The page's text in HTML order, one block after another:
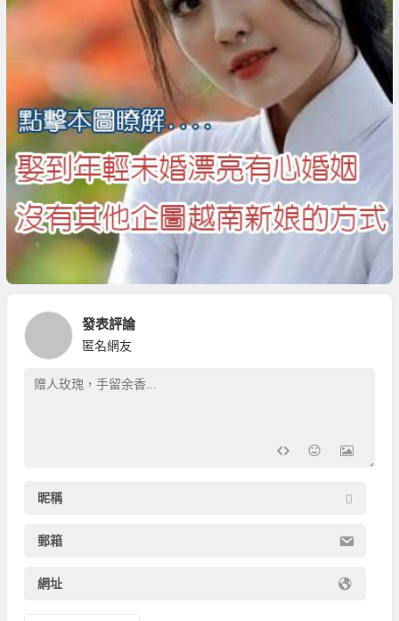
發表評論
匿名網友
昵稱
郵箱
網址